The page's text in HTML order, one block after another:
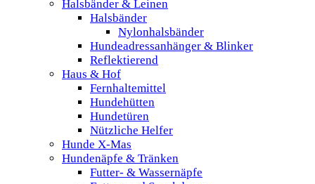
Halsbänder & Leinen
Halsbänder
Nylonhalsbänder
Hundeadressanhänger & Blinker
Reflektierend
Haus & Hof
Fernhaltemittel
Hundehütten
Hundetüren
Nützliche Helfer
Hunde X-Mas
Hundenäpfe & Tränken
Futter- & Wassernäpfe